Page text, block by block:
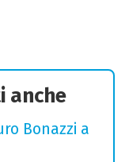
anche
Bonazzi a